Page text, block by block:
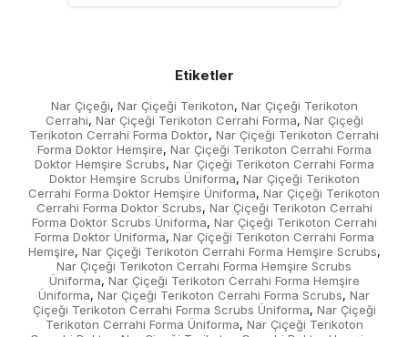
Etiketler
Nar Çiçeği, Nar Çiçeği Terikoton, Nar Çiçeği Terikoton
Cerrahi, Nar Çiçeği Terikoton Cerrahi Forma, Nar Çiçeği
Terikoton Cerrahi Forma Doktor, Nar Çiçeği Terikoton Cerrahi
Forma Doktor Hemşire, Nar Çiçeği Terikoton Cerrahi Forma
Doktor Hemşire Scrubs, Nar Çiçeği Terikoton Cerrahi Forma
Doktor Hemşire Scrubs Üniforma, Nar Çiçeği Terikoton
Cerrahi Forma Doktor Hemşire Üniforma, Nar Çiçeği Terikoton
Cerrahi Forma Doktor Scrubs, Nar Çiçeği Terikoton Cerrahi
Forma Doktor Scrubs Üniforma, Nar Çiçeği Terikoton Cerrahi
Forma Doktor Üniforma, Nar Çiçeği Terikoton Cerrahi Forma
Hemşire, Nar Çiçeği Terikoton Cerrahi Forma Hemşire Scrubs,
Nar Çiçeği Terikoton Cerrahi Forma Hemşire Scrubs
Üniforma, Nar Çiçeği Terikoton Cerrahi Forma Hemşire
Üniforma, Nar Çiçeği Terikoton Cerrahi Forma Scrubs, Nar
Çiçeği Terikoton Cerrahi Forma Scrubs Üniforma, Nar Çiçeği
Terikoton Cerrahi Forma Üniforma, Nar Çiçeği Terikoton